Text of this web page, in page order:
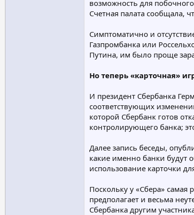
возможность для
Счетная палата сообщала,
Симптоматично и
Газпромбанка или
Путина, им было проще
Но теперь «карточная»
И президент Сбербанка
соответствующих
которой Сбербанк готов
контролирующего банка;
Далее запись беседы,
какие именно банки будут
использование карточки
Поскольку у «Сбера»
предполагает и весьма
Сбербанка другим